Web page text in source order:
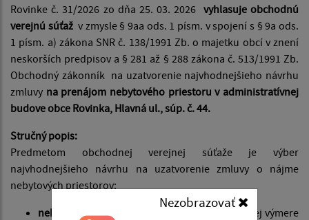
Nezobrazovať
Rovinke č. 31/2026 zo dňa 25. 03. 2026 vyhlasuje obchodnú
verejnú súťažv zmysle § 9aa ods. 1 písm. v spojení s § 9a ods.
1 písm. a) zákona SNR č. 138/1991 Zb. o majetku obcí v znení
neskorších predpisov a § 281 až § 288 zákona č. 513/1991 Zb.
Obchodný zákonník na uzatvorenie najvhodnejšieho návrhu
zmluvy na prenájom nebytového priestoru v administratívnej
budove obce Rovinka, Hlavná ul., súp. č. 44.
Stručný popis:
Predmetom obchodnej verejnej súťaže je výber
najvhodnejšieho návrhu na uzatvorenie zmluvy o nájme
nebytových priestorov:
nebytový priestor
– dve (2) miestnosti o celkovej výmere